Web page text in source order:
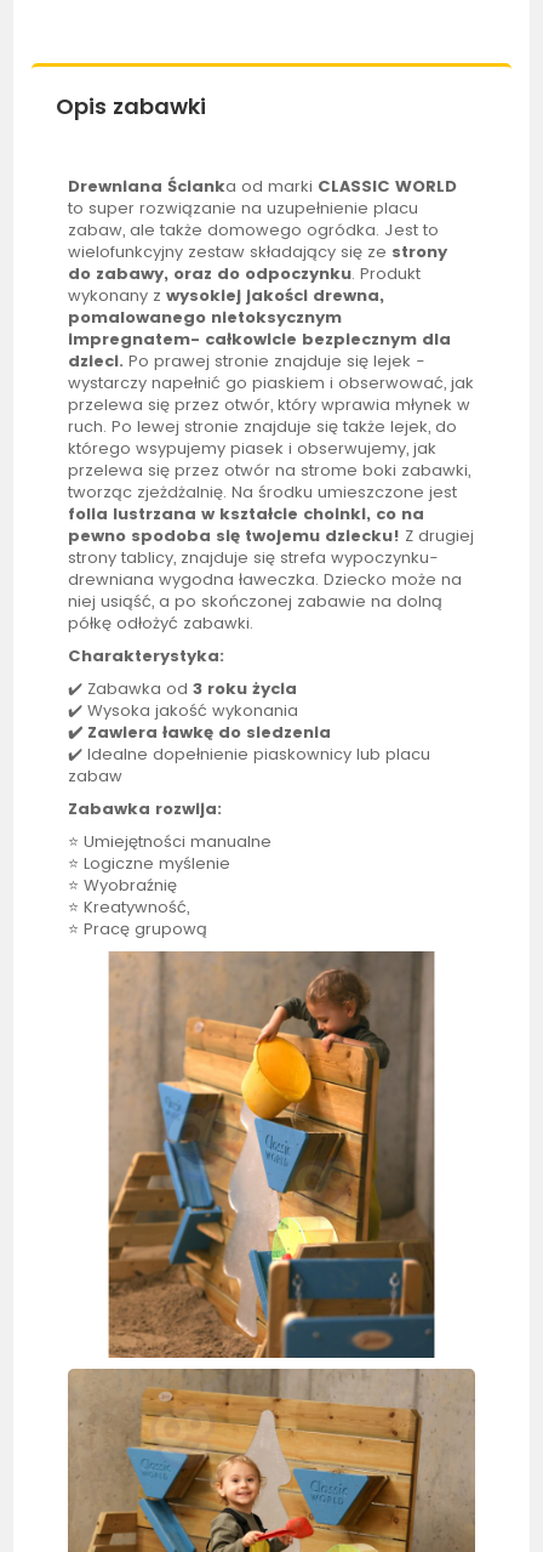
Opis zabawki
Drewniana Ścianka od marki CLASSIC WORLD
to super rozwiązanie na uzupełnienie placu
zabaw, ale także domowego ogródka. Jest to
wielofunkcyjny zestaw składający się ze strony
do zabawy, oraz do odpoczynku. Produkt
wykonany zwysokiej jakości drewna,
pomalowanego nietoksycznym
impregnatem- całkowicie bezpiecznym dla
dzieci. Po prawej stronie znajduje się lejek -
wystarczy napełnić go piaskiem i obserwować, jak
przelewa się przez otwór, który wprawia młynek w
ruch. Po lewej stronie znajduje się także lejek, do
którego wsypujemypiasek i obserwujemy, jak
przelewa się przez otwór na strome boki zabawki,
tworząc zjeżdżalnię. Na środku umieszczone jest
folia lustrzana w kształcie choinki, co na
pewno spodoba się twojemu dziecku! Z drugiej
stronytablicy, znajduje się strefa wypoczynku-
drewniana wygodna ławeczka. Dziecko może na
niej usiąść, a po skończonej zabawie na dolną
półkę odłożyć zabawki.
Charakterystyka:
✔️ Zabawka od3 roku życia
✔️ Wysoka jakość wykonania
✔️ Zawiera ławkę do siedzenia
✔️ Idealne dopełnienie piaskownicy lub placu
zabaw
Zabawka rozwija:
⭐ Umiejętności manualne
⭐ Logiczne myślenie
⭐ Wyobraźnię
⭐ Kreatywność,
⭐ Pracę grupową